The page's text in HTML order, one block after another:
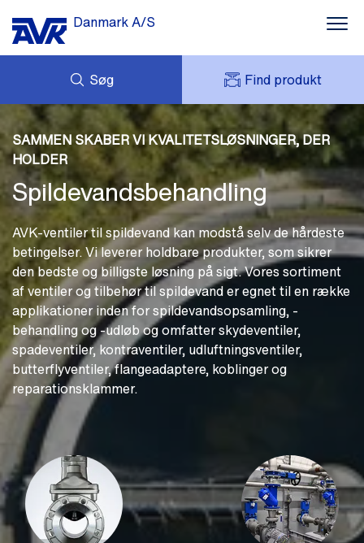
Danmark A/S
Vandforsyning
Spildevandsbehandling
Brandbekæmpelse
Gasdistribution
Indblik
Søg Find produkt
NYHEDER
DOWNLOADS
CASES
OM OS
KONTAKT OS
FORESPØRG
MIT AVK
AVK HOLDING (GROUP)
PRISLISTE
SAMMEN SKABER VI KVALITETSLØSNINGER, DER
HOLDER
Spildevandsbehandling
AVK-ventiler til spildevand kan modstå selv de hårdeste
betingelser. Vi leverer holdbare produkter, som sikrer
den bedste og billigste løsning på sigt. Vores sortiment
af ventiler og tilbehør til spildevand er egnet til en række
applikationer inden for spildevandsopsamling, -
behandling og -udløb og omfatter skydeventiler,
spadeventiler, kontraventiler, udluftningsventiler,
butterflyventiler, flangeadaptere, koblinger og
reparationsklammer.